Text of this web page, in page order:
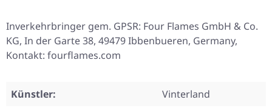
Inverkehrbringer gem. GPSR: Four Flames GmbH & Co.
KG, In der Garte 38, 49479 Ibbenbueren, Germany,
Kontakt: fourflames.com
Künstler:
Vinterland